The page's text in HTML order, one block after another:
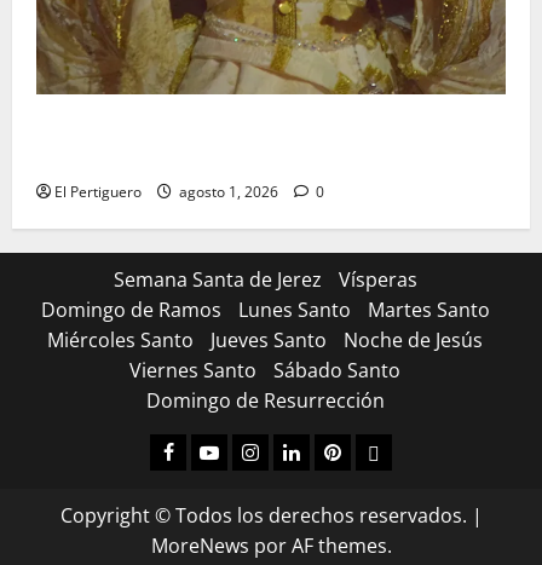
El Pertiguero agosto 1, 2026 0
Semana Santa de Jerez
Vísperas
Domingo de Ramos
Lunes Santo
Martes Santo
Miércoles Santo
Jueves Santo
Noche de Jesús
Viernes Santo
Sábado Santo
Domingo de Resurrección
Facebook
YoutubeInstagram
LinkedPinterestDribbble
Copyright © Todos los derechos reservados. |
MoreNews por AF themes.